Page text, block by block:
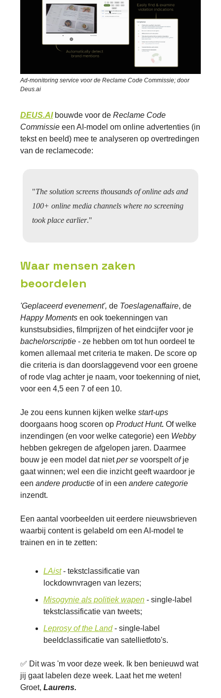
Ad-monitoring service voor de Reclame Code Commissie; door
Deus.ai
DEUS.AIbouwde voor de Reclame Code
Commissie een AI-model om online advertenties (in
tekst en beeld) mee te analyseren op overtredingen
van de reclamecode:
"The solution screens thousands of online ads and
100+ online media channels where no screening
took place earlier."
Waar mensen zaken
beoordelen
'Geplaceerd evenement', de Toeslagenaffaire, de
Happy Moments en ook toekenningen van
kunstsubsidies, filmprijzen of het eindcijfer voor je
bachelorscriptie - ze hebben om tot hun oordeel te
komen allemaal met criteria te maken. De score op
die criteria is dan doorslaggevend voor een groene
of rode vlag achter je naam, voor toekenning of niet,
voor een 4,5 een 7 of een 10.
Je zou eens kunnen kijken welke start-ups
doorgaans hoog scoren op Product Hunt. Of welke
inzendingen (en voor welke categorie) een Webby
hebben gekregen de afgelopen jaren. Daarmee
bouw je een model dat nietper se voorspeltofje
gaat winnen; wel een die inzicht geeft waardoor je
een andere productie of in een andere categorie
inzendt.
Een aantal voorbeelden uit eerdere nieuwsbrieven
waarbij content is gelabeld om een AI-model te
trainen en in te zetten:
LAist- tekstclassificatie van
lockdownvragen van lezers;
Misogynie als politiek wapen - single-label
tekstclassificatie van tweets;
Leprosy of the Land- single-label
beeldclassificatie van satellietfoto's.
✅ Dit was 'm voor deze week. Ik ben benieuwd wat
jij gaat labelen deze week. Laat het me weten!
Groet, Laurens.